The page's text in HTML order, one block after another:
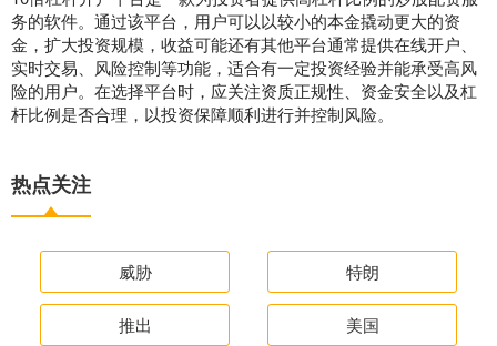
务的软件。通过该平台，用户可以以较小的本金撬动更大的资
金，扩大投资规模，收益可能还有其他平台通常提供在线开户、
实时交易、风险控制等功能，适合有一定投资经验并能承受高风
险的用户。在选择平台时，应关注资质正规性、资金安全以及杠
杆比例是否合理，以投资保障顺利进行并控制风险。
热点关注
威胁 特朗
推出 美国